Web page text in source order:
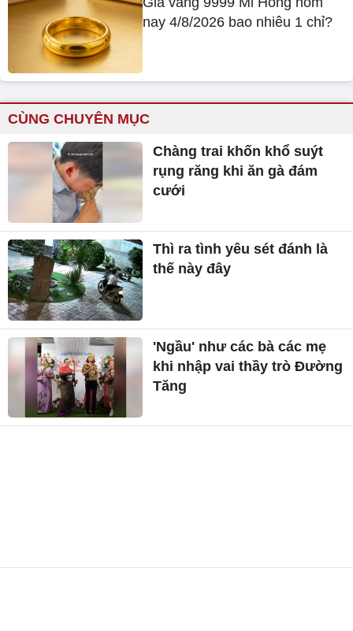
nay 4/8/2026 bao nhiêu 1 chỉ?
CÙNG CHUYÊN MỤC
Chàng trai khốn khổ suýt
rụng răng khi ăn gà đám
cưới
Thì ra tình yêu sét đánh là
thế này đây
'Ngầu' như các bà các mẹ
khi nhập vai thầy trò Đường
Tăng